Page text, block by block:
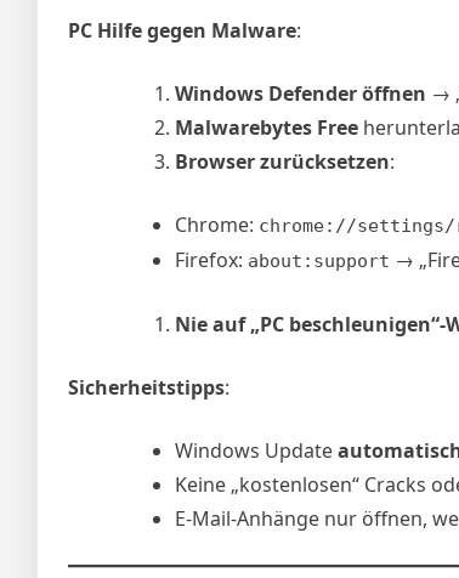
PC Hilfe gegen Malware:
Windows Defender öffnen →
Malwarebytes Free
Browser zurücksetzen:
Chrome: chrome://settings/
Firefox: about:support →
Nie auf „PC
Sicherheitstipps:
Windows Update
Keine „kostenlosen“ Cracks
E-Mail-Anhänge nur öffnen,